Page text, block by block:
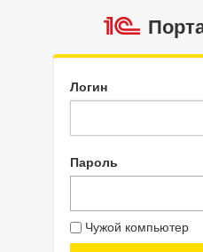
Логин
Пароль
Чужой компьютер